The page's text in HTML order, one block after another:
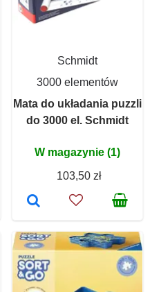
Schmidt
3000 elementów
Mata do układania puzzli
do 3000 el. Schmidt
W magazynie (1)
103,50 zł